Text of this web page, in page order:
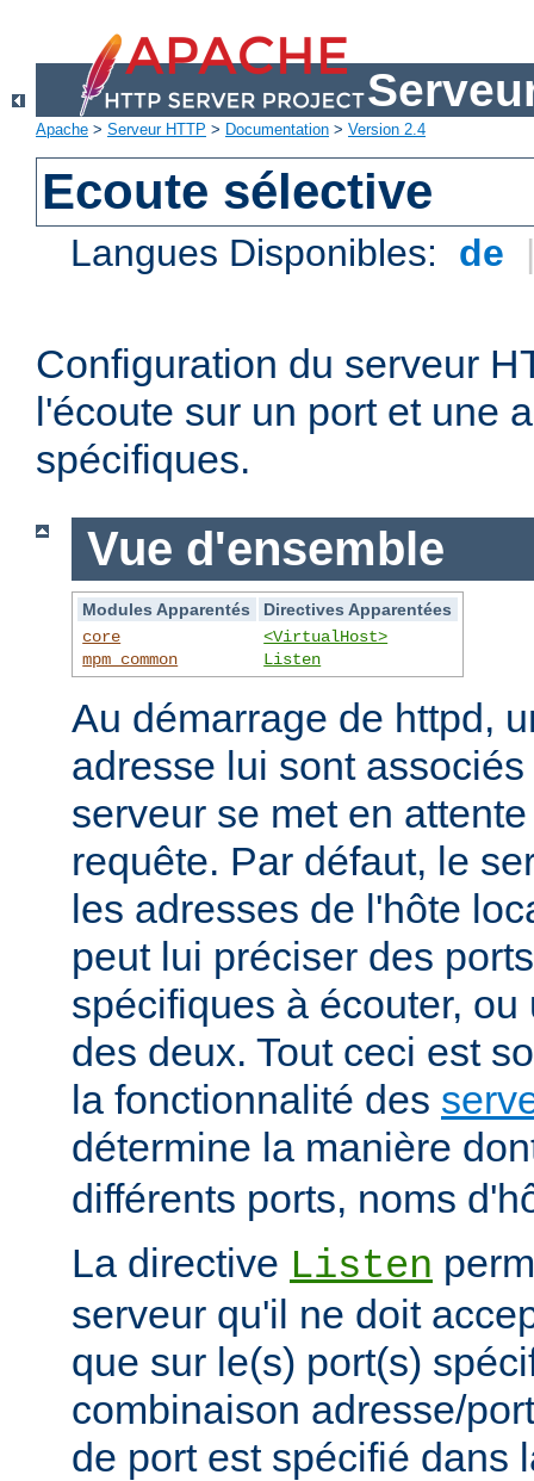
Apache > Serveur HTTP > Documentation > Version 2.4
Ecoute sélective
Langues Disponibles: de
Configuration du serveur
l'écoute sur un port et une
spécifiques.
Vue d'ensemble
Modules Apparentés
Directives Apparentées
core
mpm_common
<VirtualHost>
Listen
Au démarrage de httpd,
adresse lui sont
serveur se met en
requête. Par défaut, le
les adresses de l'hôte
peut lui préciser des
spécifiques à écouter,
des deux. Tout ceci est
la fonctionnalité des
détermine la manière
différents ports, noms
La directive Listen
serveur qu'il ne doit
que sur le(s) port(s)
combinaison adresse/
de port est spécifié dans